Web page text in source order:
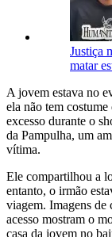
Justiça
matar
A jovem estava no
ela não tem
excesso durante o
da Pampulha, um
vítima.
Ele compartilhou a
entanto, o irmão
viagem. Imagens de
acesso mostram o
casa da jovem no